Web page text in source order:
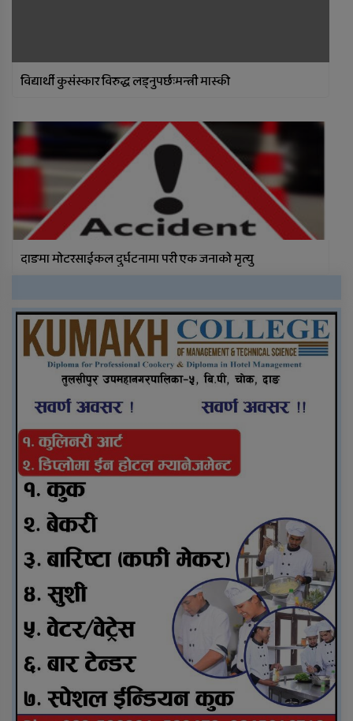
विद्यार्थी कुसंस्कार विरुद्ध लड्नुपर्छःमन्त्री मास्की
दाङमा मोटरसाईकल दुर्घटनामा परी एक जनाको मृत्यु